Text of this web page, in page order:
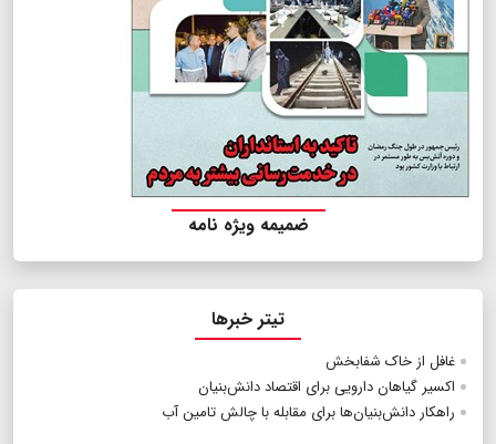
ضمیمه ویژه نامه
تیتر خبرها
غافل از خاک شفابخش
اکسیر گیاهان دارویی برای اقتصاد دانش‌بنیان
راهکار دانش‌بنیان‌ها برای مقابله با چالش تامین آب